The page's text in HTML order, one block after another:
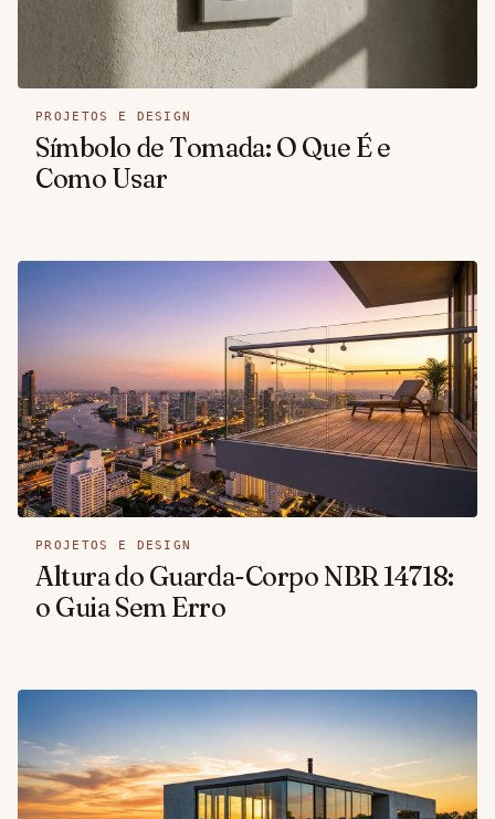
PROJETOS E DESIGN
Símbolo de Tomada: O Que É e
Como Usar
PROJETOS E DESIGN
Altura do Guarda-Corpo NBR 14718:
o Guia Sem Erro